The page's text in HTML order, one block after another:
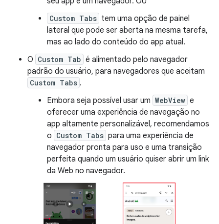
Custom Tabs tem uma opção de painel
lateral que pode ser aberta na mesma tarefa,
mas ao lado do conteúdo do app atual.
O Custom Tab é alimentado pelo navegador
padrão do usuário, para navegadores que aceitam
Custom Tabs .
Embora seja possível usar um WebView e
oferecer uma experiência de navegação no
app altamente personalizável, recomendamos
o Custom Tabs para uma experiência de
navegador pronta para uso e uma transição
perfeita quando um usuário quiser abrir um link
da Web no navegador.